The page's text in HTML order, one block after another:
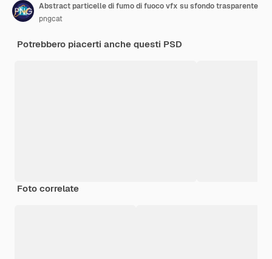
Abstract particelle di fumo di fuoco vfx su sfondo trasparente
pngcat
Potrebbero piacerti anche questi PSD
Foto correlate